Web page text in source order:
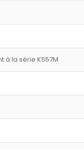
la série K557M